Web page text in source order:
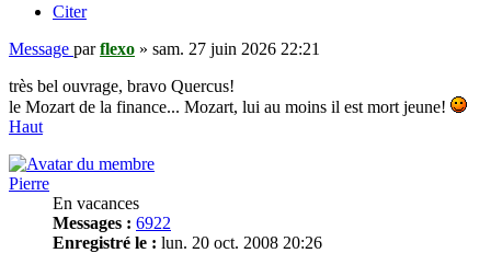
Citer
Message parflexo » sam. 27 juin 2026 22:21
très bel ouvrage, bravo Quercus!
le Mozart de la finance... Mozart, lui au moins il est mort jeune!
Haut
Pierre
En vacances
Messages : 6922
Enregistré le : lun. 20 oct. 2008 20:26